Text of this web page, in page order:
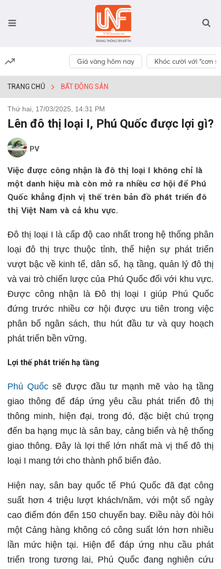
Giá vàng hôm nay Khóc cười với “cơn
TRANG CHỦ BẤT ĐỘNG SẢN
Thứ hai, 17/03/2025, 14:31 PM
Lên đô thị loại I, Phú Quốc được lợi gì?
PV
Việc được công nhận là đô thị loại I không chỉ là
một danh hiệu mà còn mở ra nhiều cơ hội để Phú
Quốc khẳng định vị thế trên bản đồ phát triển đô
thị Việt Nam và cả khu vực.
Đô thị loại I là cấp độ cao nhất trong hệ thống phân
loại đô thị trực thuộc tỉnh, thể hiện sự phát triển
vượt bậc về kinh tế, dân số, hạ tầng, quản lý đô thị
và vai trò chiến lược của Phú Quốc đối với khu vực.
Được công nhận là Đô thị loại I giúp Phú Quốc
đứng trước nhiều cơ hội được ưu tiên trong việc
phân bổ ngân sách, thu hút đầu tư và quy hoạch
phát triển bền vững.
Lợi thế phát triển hạ tầng
Phú Quốc sẽ được đầu tư mạnh mẽ vào hạ tầng
giao thông để đáp ứng yêu cầu phát triển đô thị
thông minh, hiện đại, trong đó, đặc biệt chú trọng
đến ba hạng mục là sân bay, cảng biển và hệ thống
giao thông. Đây là lợi thế lớn nhất mà vị thế đô thị
loại I mang tới cho thành phố biển đảo.
Hiện nay, sân bay quốc tế Phú Quốc đã đạt công
suất hơn 4 triệu lượt khách/năm, với một số ngày
cao điểm đón đến 150 chuyến bay. Điều này đòi hỏi
một Cảng hàng không có công suất lớn hơn nhiều
lần mức hiện tại. Hiện để đáp ứng nhu cầu phát
triển trong tương lai, Phú Quốc đang nghiên cứu